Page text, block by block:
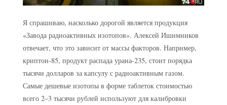
Я спрашиваю, насколько дорогой является продукция
«Завода радиоактивных изотопов». Алексей Ишимников
отвечает, что это зависит от массы факторов. Например,
криптон-85, продукт распада урана-235, стоит порядка
тысячи долларов за капсулу с радиоактивным газом.
Самые дешевые изотопы в форме таблеток стоимостью
всего 2–3 тысячи рублей используют для калибровки